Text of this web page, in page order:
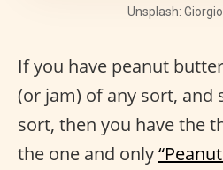
Unsplash:
If you have peanut
(or jam) of any sort, and
sort, then you have the
the one and only